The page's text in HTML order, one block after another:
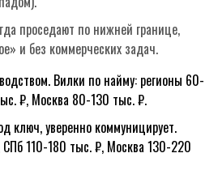
проседают по нижней границе,
и без коммерческих задач.
Вилки по найму: регионы 60-
₽, Москва 80-130 тыс. ₽.
ключ, уверенно коммуницирует.
110-180 тыс. ₽, Москва 130-220